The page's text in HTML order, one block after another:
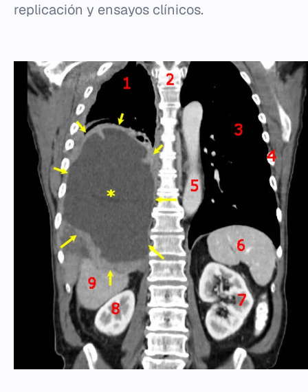
replicación y ensayos clínicos.